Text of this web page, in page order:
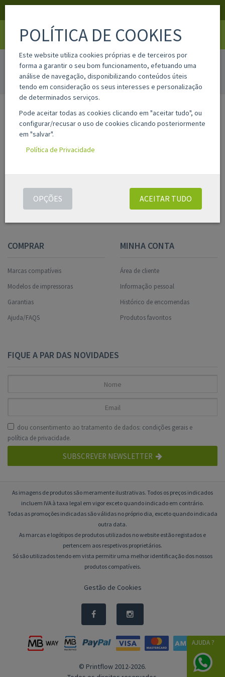
PÁGINA NÃO ENCONTRADA.
APOIO AO CLIENTE
das 10h às 13h | das 14h às 17h
( Chamada para a rede fixa
nacional.)
Outros Contactos
INFORMAÇÃO LEGAL
COMPRAR
Marcas compatíveis
Modelos de impressoras
Garantias
Ajuda/FAQS
MINHA CONTA
Área de cliente
Informação pessoal
Histórico de encomendas
Produtos favoritos
FIQUE A PAR DAS NOVIDADES
dou consentimento ao tratamento de dados: condições gerais e
política de privacidade.
SUBSCREVER NEWSLETTER
As imagens de produtos são meramente ilustrativas. Todos os preços indicados
incluem IVA à taxa legal em vigor exceto quando indicado em contrário.
Todas as promoções indicadas são válidas no próprio dia, exceto quando indicada
outra data.
As marcas e logótipos de produtos utilizados no website estão registados e
pertencem aos respetivos proprietários.
Só são utilizados tendo em vista permitir uma melhor identificação dos nossos
produtos compatíveis.
Gestão de Cookies
© Printflow 2012-2026.
AJUDA ?
POLÍTICA DE COOKIES
Este website utiliza cookies próprias e de terceiros por
forma a garantir o seu bom funcionamento, efetuando uma
análise de navegação, disponibilizando conteúdos úteis
tendo em consideração os seus interesses e personalização
de determinados serviços.
Pode aceitar todas as cookies clicando em "aceitar tudo", ou
configurar/recusar o uso de cookies clicando posteriormente
em "salvar".
Política de Privacidade
ACEITAR TUDO
OPÇÕES